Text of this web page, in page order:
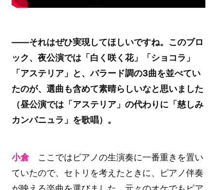
――それはぜひ実現してほしいですね。このブロ
ック、夜公演では「白く咲く花」「ショコラ」
「アステリア」と、バラード調の3曲を並べてい
たのが、選曲も含めて素晴らしいなと思いました
（昼公演では「アステリア」の代わりに「慈しみ
カンパニュラ」を歌唱）。
小倉ここではピアノの生演奏に一番重きを置い
ていたので、セトリを考えたときに、ピアノ伴奏